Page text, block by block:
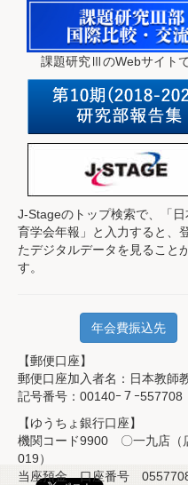
課題研究ⅢのWebサイトで
J-Stageのトップ検索で、
「
育学会年報」と入力すると、
たデジタルデータを見ること
す。
年会費振込先
【郵便口座】
郵便口座加入者名：日本教師
記号番号：00140ｰ７ｰ557708
【ゆうちょ銀行口座】
機関コード9900 〇一九店（
019）
当座預金 口座番号